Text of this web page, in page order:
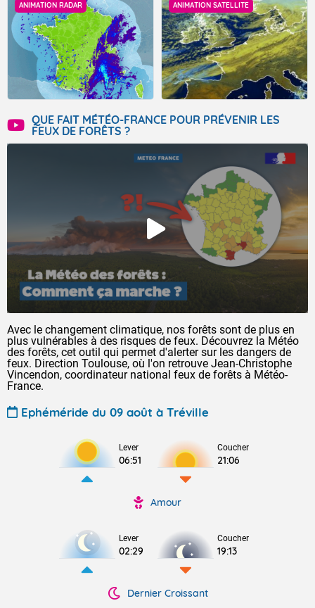
ANIMATION RADAR ANIMATION SATELLITE
QUE FAIT MÉTÉO-FRANCE POUR PRÉVENIR LES
FEUX DE FORÊTS ?
Avec le changement climatique, nos forêts sont de plus en
plus vulnérables à des risques de feux. Découvrez la Météo
des forêts, cet outil qui permet d'alerter sur les dangers de
feux. Direction Toulouse, où l'on retrouve Jean-Christophe
Vincendon, coordinateur national feux de forêts à Météo-
France.
Ephéméride du 09 août à Tréville
Lever
06:51
Coucher
21:06
Amour
Lever
02:29
Coucher
19:13
Dernier Croissant